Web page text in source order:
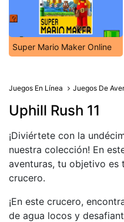
Super Mario Maker Online
Juegos En Línea Juegos De
Uphill Rush 11
¡Diviértete con la
nuestra colección! En
aventuras, tu objetivo es
crucero.
¡En este crucero,
de agua locos y